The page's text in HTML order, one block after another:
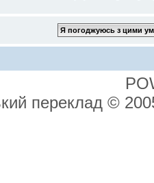
переклад ©